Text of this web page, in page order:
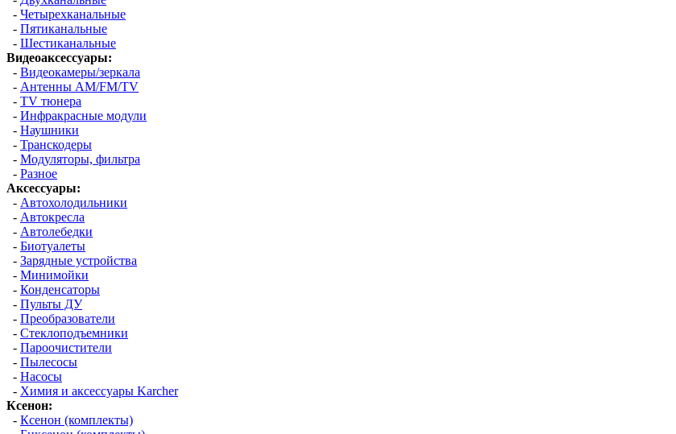
- Четырехканальные
- Пятиканальные
- Шестиканальные
Видеоаксессуары:
- Видеокамеры/зеркала
- Антенны AM/FM/TV
- TV тюнера
- Инфракрасные модули
- Наушники
- Транскодеры
- Модуляторы, фильтра
- Разное
Аксессуары:
- Автохолодильники
- Автокресла
- Автолебедки
- Биотуалеты
- Зарядные устройства
- Минимойки
- Конденсаторы
- Пульты ДУ
- Преобразователи
- Стеклоподъемники
- Пароочистители
- Пылесосы
- Насосы
- Химия и аксессуары Karcher
Ксенон:
- Ксенон (комплекты)